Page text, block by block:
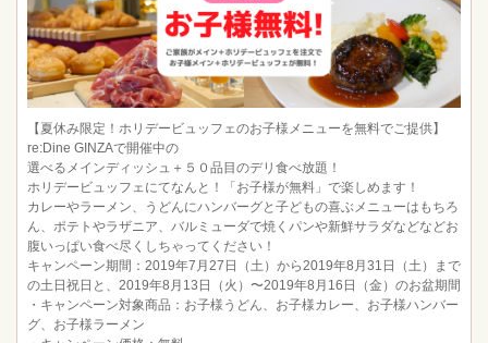
【夏休み限定！ホリデービュッフェのお子様メニューを無料でご提供】
re:Dine GINZAで開催中の
選べるメインディッシュ＋５０品目のデリ食べ放題！
ホリデービュッフェにてなんと！「お子様が無料」で楽しめます！
カレーやラーメン、うどんにハンバーグと子どもの喜ぶメニューはもちろ
ん、ポテトやラザニア、バルミューダで焼くパンや新鮮サラダなどなどお
腹いっぱい食べ尽くしちゃってください！
キャンペーン期間：2019年7月27日（土）から2019年8月31日（土）まで
の土日祝日と、2019年8月13日（火）〜2019年8月16日（金）のお盆期間
・キャンペーン対象商品：お子様うどん、お子様カレー、お子様ハンバー
グ、お子様ラーメン